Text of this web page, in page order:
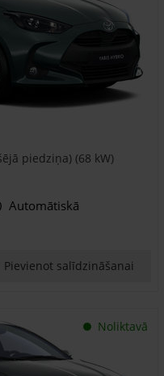
piedziņa) (68 kW)
Automātiskā
Pievienot salīdzināšanai
Noliktavā